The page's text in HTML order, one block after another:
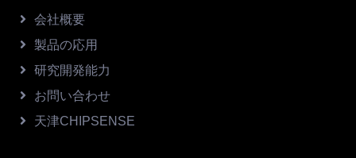
会社概要
製品の応用
研究開発能力
お問い合わせ
天津CHIPSENSE